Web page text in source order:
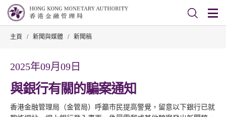
主頁 / 新聞與媒體 / 新聞稿
2025年09月09日
與銀行有關的騙案通知
香港金融管理局（金管局）呼籲市民提高警覺，留意以下銀行已就